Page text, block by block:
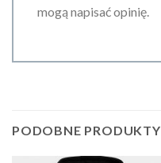
mogą napisać opinię.
PODOBNE PRODUKTY